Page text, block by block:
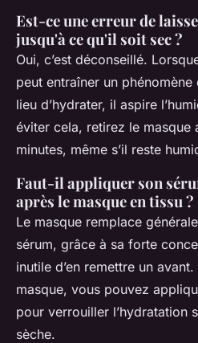
Est-ce une erreur de
jusqu'à ce qu'il soit sec ?
Oui, c’est déconseillé.
peut entraîner un phénomène
lieu d’hydrater, il aspire
éviter cela, retirez le masque
minutes, même s’il reste
Faut-il appliquer son
après le masque en tissu ?
Le masque remplace
sérum, grâce à sa forte
inutile d’en remettre un
masque, vous pouvez
pour verrouiller l’hydratation
sèche.